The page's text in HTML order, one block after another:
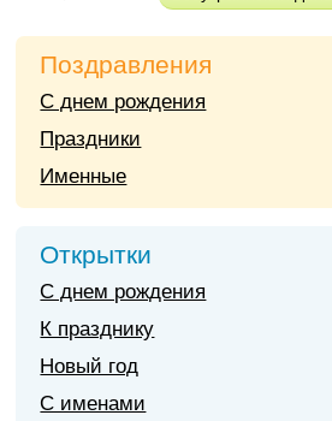
Поздравления
С днем рождения
Праздники
Именные
Открытки
С днем рождения
К празднику
Новый год
С именами